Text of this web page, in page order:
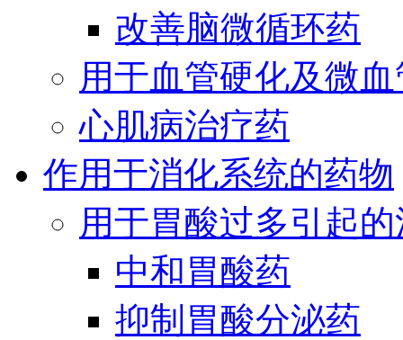
改善脑微循环药
用于血管硬化及微
心肌病治疗药
作用于消化系统的药物
用于胃酸过多引起
中和胃酸药
抑制胃酸分泌药